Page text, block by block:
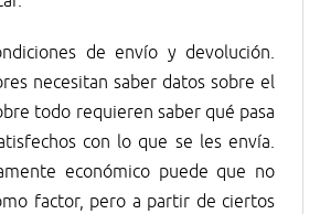
de envío y devolución.
necesitan saber datos sobre el
todo requieren saber qué pasa
con lo que se les envía.
económico puede que no
factor, pero a partir de ciertos